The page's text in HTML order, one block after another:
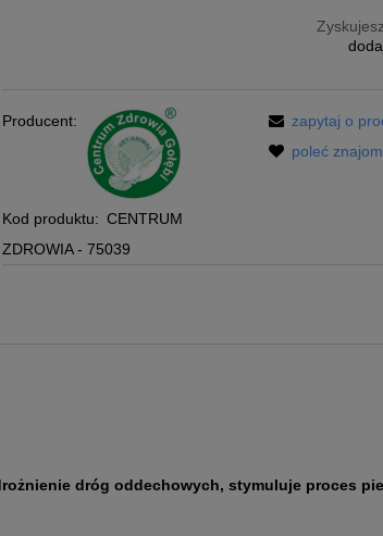
Zyskujesz
Producent:
Kod produktu: CENTRUM
ZDROWIA - 75039
zapytaj o
poleć
dróg oddechowych, stymuluje proces